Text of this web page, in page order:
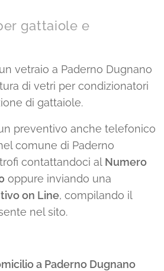
gattaiole e
vetraio a Paderno Dugnano
di vetri per condizionatori
di gattaiole.
preventivo anche telefonico
comune di Paderno
contattandoci al Numero
oppure inviando una
on Line, compilando il
nel sito.
a Paderno Dugnano